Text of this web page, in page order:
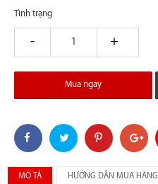
Tình trạng
giam tang
Mua ngay
MÔ TẢ HƯỚNG DẪN MUA HÀNG